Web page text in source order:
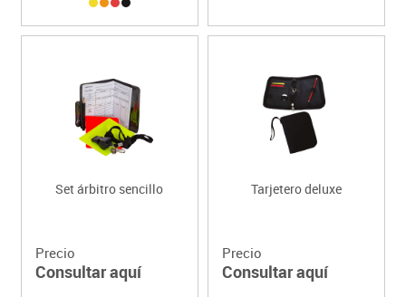
Set árbitro sencillo
Precio
Consultar aquí
Tarjetero deluxe
Precio
Consultar aquí